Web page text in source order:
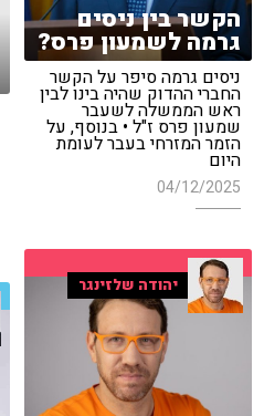
הקשר בין ניסים
גרמה לשמעון פרס?
ניסים גרמה סיפר על הקשר
החברי ההדוק שהיה בינו לבין
ראש הממשלה לשעבר
שמעון פרס ז"ל • בנוסף, על
הזמר המזרחי בעבר לעומת
היום
04/12/2025
יהודה שלזינגר